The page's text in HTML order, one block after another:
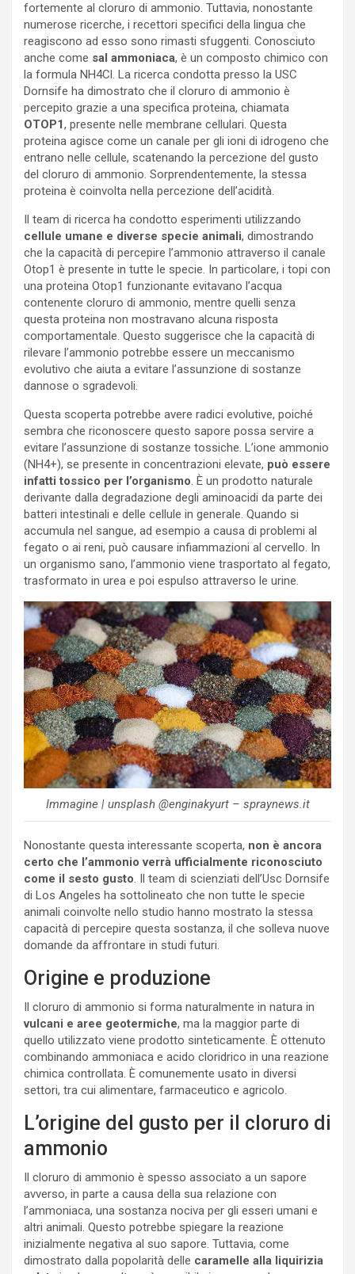
fortemente al cloruro di ammonio. Tuttavia, nonostante
numerose ricerche, i recettori specifici della lingua che
reagiscono ad esso sono rimasti sfuggenti. Conosciuto
anche come sal ammoniaca, è un composto chimico con
la formula NH4Cl. La ricerca condotta presso la USC
Dornsife ha dimostrato che il cloruro di ammonio è
percepito grazie a una specifica proteina, chiamata
OTOP1, presente nelle membrane cellulari. Questa
proteina agisce come un canale per gli ioni di idrogeno che
entrano nelle cellule, scatenando la percezione del gusto
del cloruro di ammonio. Sorprendentemente, la stessa
proteina è coinvolta nella percezione dell’acidità.
Il team di ricerca ha condotto esperimenti utilizzando
cellule umane e diverse specie animali, dimostrando
che la capacità di percepire l’ammonio attraverso il canale
Otop1 è presente in tutte le specie. In particolare, i topi con
una proteina Otop1 funzionante evitavano l’acqua
contenente cloruro di ammonio, mentre quelli senza
questa proteina non mostravano alcuna risposta
comportamentale. Questo suggerisce che la capacità di
rilevare l’ammonio potrebbe essere un meccanismo
evolutivo che aiuta a evitare l’assunzione di sostanze
dannose o sgradevoli.
Questa scoperta potrebbe avere radici evolutive, poiché
sembra che riconoscere questo sapore possa servire a
evitare l’assunzione di sostanze tossiche. L’ione ammonio
(NH4+), se presente in concentrazioni elevate, può essere
infatti tossico per l’organismo. È un prodotto naturale
derivante dalla degradazione degli aminoacidi da parte dei
batteri intestinali e delle cellule in generale. Quando si
accumula nel sangue, ad esempio a causa di problemi al
fegato o ai reni, può causare infiammazioni al cervello. In
un organismo sano, l’ammonio viene trasportato al fegato,
trasformato in urea e poi espulso attraverso le urine.
Immagine | unsplash @enginakyurt – spraynews.it
Nonostante questa interessante scoperta, non è ancora
certo che l’ammonio verrà ufficialmente riconosciuto
come il sesto gusto. Il team di scienziati dell’Usc Dornsife
di Los Angeles ha sottolineato che non tutte le specie
animali coinvolte nello studio hanno mostrato la stessa
capacità di percepire questa sostanza, il che solleva nuove
domande da affrontare in studi futuri.
Origine e produzione
Il cloruro di ammonio si forma naturalmente in natura in
vulcani e aree geotermiche, ma la maggior parte di
quello utilizzato viene prodotto sinteticamente. È ottenuto
combinando ammoniaca e acido cloridrico in una reazione
chimica controllata. È comunemente usato in diversi
settori, tra cui alimentare, farmaceutico e agricolo.
L’origine del gusto per il cloruro di
ammonio
Il cloruro di ammonio è spesso associato a un sapore
avverso, in parte a causa della sua relazione con
l’ammoniaca, una sostanza nociva per gli esseri umani e
altri animali. Questo potrebbe spiegare la reazione
inizialmente negativa al suo sapore. Tuttavia, come
dimostrato dalla popolarità delle caramelle alla liquirizia